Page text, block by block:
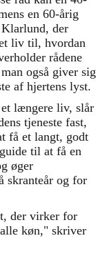
en 60-årig
der
liv til, hvordan
rådene
også giver sig
af hjertens lyst.
længere liv, slår
tjeneste fast,
få et langt, godt
til at få en
øger
skranteår og for
der virker for
køn," skriver